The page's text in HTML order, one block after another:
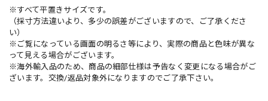
※すべて平置きサイズです。
（採寸方法違いより、多少の誤差がございますので、ご了承くださ
い）
※ご覧になっている画面の明るさ等により、実際の商品と色味が異な
って見える場合がございます。
※海外輸入品のため、商品の細部仕様は予告なく変更になる場合がご
ざいます。交換/返品対象外になりますのでご了承下さい。